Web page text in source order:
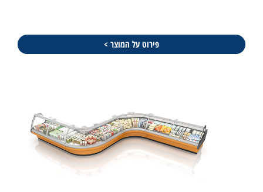
פירוט על המוצר >